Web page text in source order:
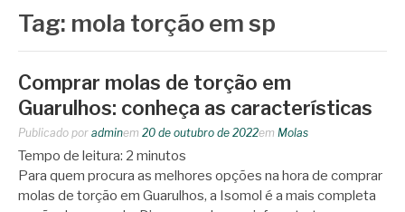
Tag: mola torção em sp
Comprar molas de torção em
Guarulhos: conheça as características
Publicado por adminem 20 de outubro de 2022em Molas
Tempo de leitura: 2 minutos
Para quem procura as melhores opções na hora de comprar
molas de torção em Guarulhos, a Isomol é a mais completa